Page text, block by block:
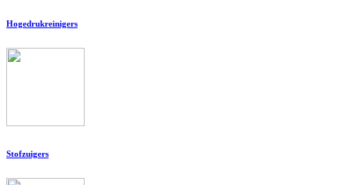
Hogedrukreinigers
Stofzuigers